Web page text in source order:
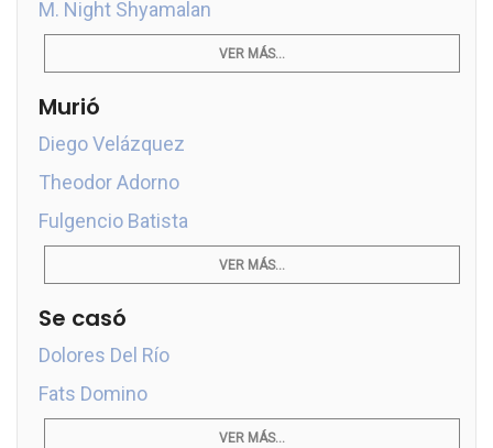
M. Night Shyamalan
VER MÁS...
Murió
Diego Velázquez
Theodor Adorno
Fulgencio Batista
VER MÁS...
Se casó
Dolores Del Río
Fats Domino
VER MÁS...